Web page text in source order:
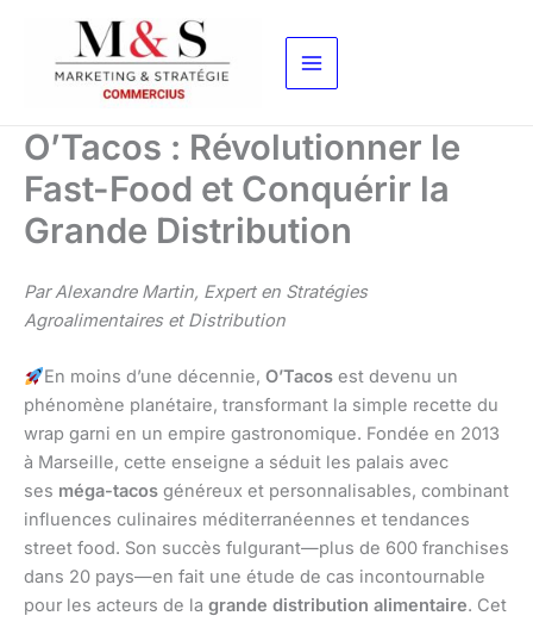
contenu
O’Tacos : Révolutionner le
Fast-Food et Conquérir la
Grande Distribution
Par Alexandre Martin, Expert en Stratégies
Agroalimentaires et Distribution
En moins d’une décennie, O’Tacosest devenu un
phénomène planétaire, transformant la simple recette du
wrap garni en un empire gastronomique. Fondée en 2013
à Marseille, cette enseigne a séduit les palais avec
ses méga-tacos généreux et personnalisables, combinant
influences culinaires méditerranéennes et tendances
street food. Son succès fulgurant—plus de 600 franchises
dans 20 pays—en fait une étude de cas incontournable
pour les acteurs de la grande distribution alimentaire. Cet